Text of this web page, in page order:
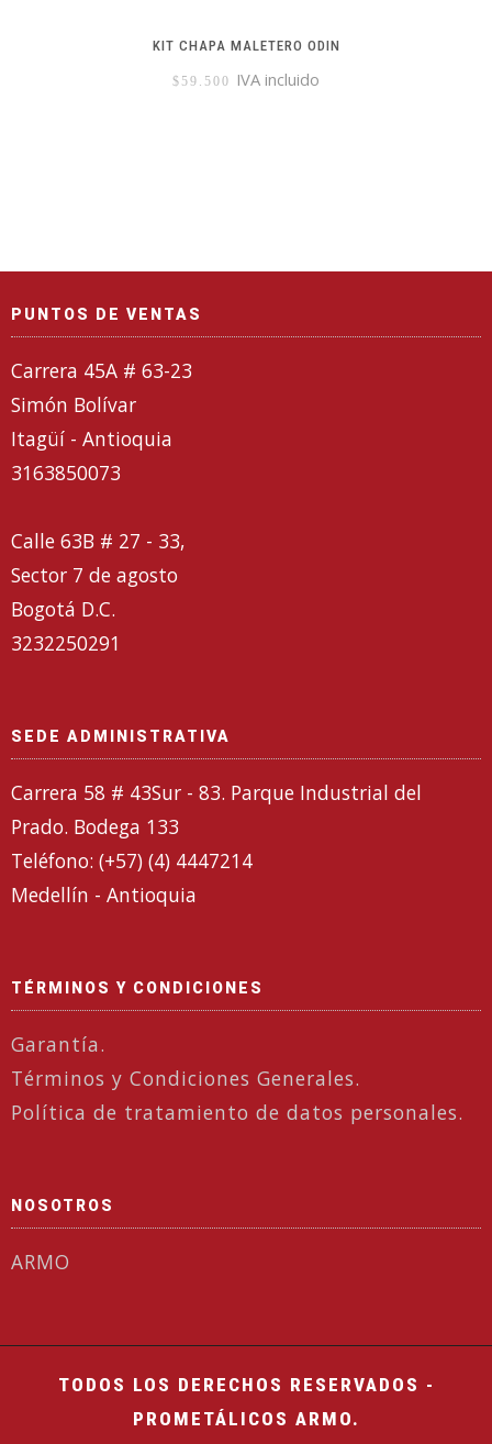
KIT CHAPA MALETERO ODIN
$ 59.500 IVA incluido
PUNTOS DE VENTAS
Carrera 45A # 63-23
Simón Bolívar
Itagüí - Antioquia
3163850073
Calle 63B # 27 - 33,
Sector 7 de agosto
Bogotá D.C.
3232250291
SEDE ADMINISTRATIVA
Carrera 58 # 43Sur - 83. Parque Industrial del
Prado. Bodega 133
Teléfono: (+57) (4) 4447214
Medellín - Antioquia
TÉRMINOS Y CONDICIONES
Garantía.
Términos y Condiciones Generales.
Política de tratamiento de datos personales.
NOSOTROS
ARMO
TODOS LOS DERECHOS RESERVADOS -
PROMETÁLICOS ARMO.